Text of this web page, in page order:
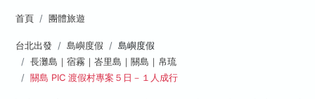
首頁 團體旅遊
台北出發 島嶼度假
島嶼度假
長灘島｜宿霧｜峇里島｜關島｜帛琉
關島 PIC 渡假村專案５日－１人成行